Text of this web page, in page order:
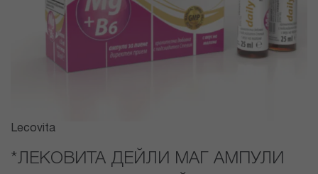
Преминете
началото
Lecovita
*ЛЕКОВИТА ДЕЙЛИ МАГ АМПУЛИ